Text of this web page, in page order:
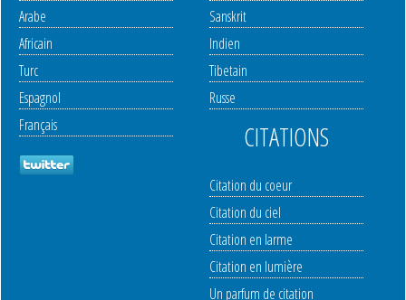
Arabe
Africain
Turc
Espagnol
Français
Sanskrit
Indien
Tibetain
Russe
CITATIONS
Citation du coeur
Citation du ciel
Citation en larme
Citation en lumière
Un parfum de citation